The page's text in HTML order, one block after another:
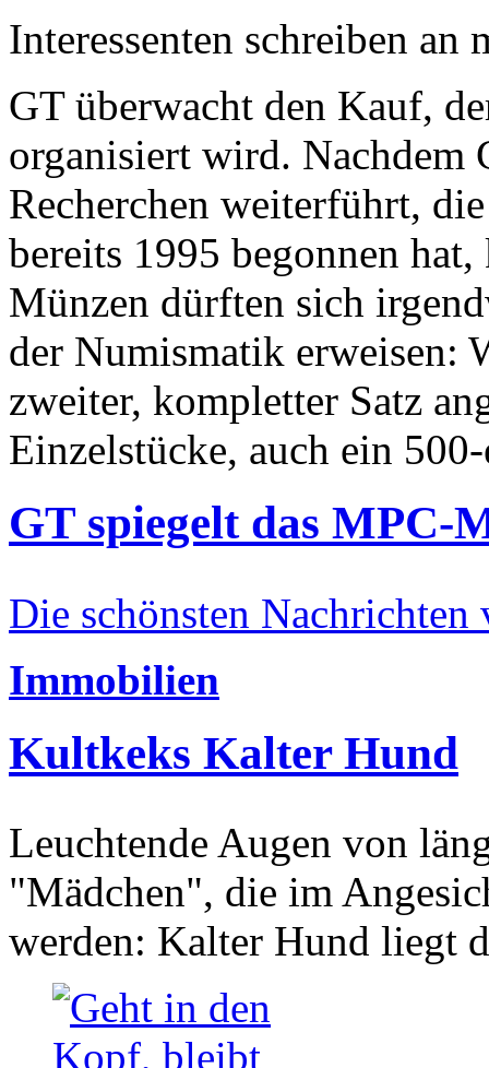
Interessenten schreiben
GT überwacht den Kauf,
organisiert wird. Nachdem
Recherchen weiterführt,
bereits 1995 begonnen
Münzen dürften sich
der Numismatik erweisen:
zweiter, kompletter Satz
Einzelstücke, auch ein
GT spiegelt das MPC-
Die schönsten Nachrichten
Immobilien
Kultkeks Kalter Hund
Leuchtende Augen von
"Mädchen", die im
werden: Kalter Hund liegt